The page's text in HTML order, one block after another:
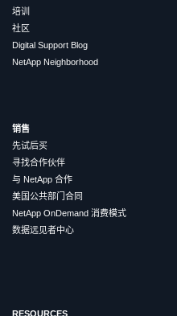
培训
社区
Digital Support Blog
NetApp Neighborhood
销售
先试后买
寻找合作伙伴
与 NetApp 合作
美国公共部门合同
NetApp OnDemand 消费模式
数据远见者中心
RESOURCES